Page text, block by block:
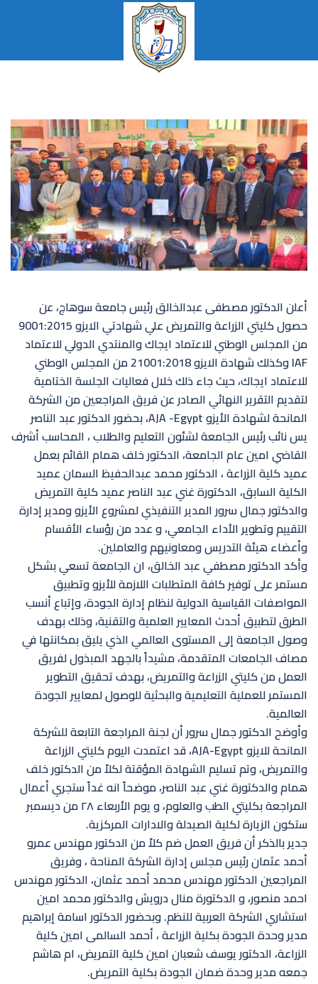
أعلن الدكتور مصطفى عبدالخالق رئيس جامعة سوهاج، عن
حصول كليتي الزراعة والتمريض علي شهادتي الايزو 9001:2015
من المجلس الوطني للاعتماد ايجاك والمنتدي الدولي للاعتماد
IAF وكذلك شهادة الايزو 21001:2018 من المجلس الوطني
للاعتماد ايجاك، حيث جاء ذلك خلال فعاليات الجلسة الختامية
لتقديم التقرير النهائي الصادر عن فريق المراجعين من الشركة
المانحة لشهادة الأيزو AJA -Egypt، بحضور الدكتور عبد الناصر
يس نائب رئيس الجامعة لشئون التعليم والطلاب ، المحاسب أشرف
القاضي امين عام الجامعة، الدكتور خلف همام القائم بعمل
عميد كلية الزراعة ، الدكتور محمد عبدالحفيظ السمان عميد
الكلية السابق، الدكتورة غني عبد الناصر عميد كلية التمريض
والدكتور جمال سرور المدير التنفيذي لمشروع الأيزو ومدير إدارة
التقييم وتطوير الأداء الجامعي، و عدد من رؤساء الأقسام
وأعضاء هيئة التدريس ومعاونيهم والعاملين.
وأكد الدكتور مصطفي عبد الخالق، ان الجامعة تسعي بشكل
مستمر على توفير كافة المتطلبات اللازمة للأيزو وتطبيق
المواصفات القياسية الدولية لنظام إدارة الجودة، وإتباع أنسب
الطرق لتطبيق أحدث المعايير العلمية والتقنية، وذلك بهدف
وصول الجامعة إلى المستوى العالمي الذي يليق بمكانتها في
مصاف الجامعات المتقدمة، مشيداً بالجهد المبذول لفريق
العمل من كليتي الزراعة والتمريض، بهدف تحقيق التطوير
المستمر للعملية التعليمية والبحثية للوصول لمعايير الجودة
العالمية.
وأوضح الدكتور جمال سرور أن لجنة المراجعة التابعة للشركة
المانحة للايزو AJA-Egypt، قد اعتمدت اليوم كليتي الزراعة
والتمريض، وتم تسليم الشهادة المؤقتة لكلاً من الدكتور خلف
همام والدكتورة غني عبد الناصر، موضحاً انه غداً ستجري أعمال
المراجعة بكليتي الطب والعلوم، و يوم الأربعاء ٢٨ من ديسمبر
ستكون الزيارة لكلية الصيدلة والادارات المركزية.
جدير بالذكر أن فريق العمل ضم كلاً من الدكتور مهندس عمرو
أحمد عثمان رئيس مجلس إدارة الشركة المناحة ، وفريق
المراجعين الدكتور مهندس محمد أحمد عثمان، الدكتور مهندس
احمد منصور، و الدكتورة منال درويش والدكتور محمد امين
استشاري الشركة العربية للنظم. وبحضور الدكتور اسامة إبراهيم
مدير وحدة الجودة بكلية الزراعة ، أحمد السالمى امين كلية
الزراعة، الدكتور يوسف شعبان امين كلية التمريض، ام هاشم
جمعه مدير وحدة ضمان الجودة بكلية التمريض.